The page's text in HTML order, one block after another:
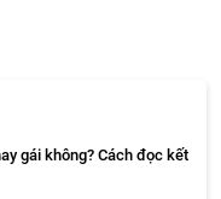
gái không? Cách đọc kết